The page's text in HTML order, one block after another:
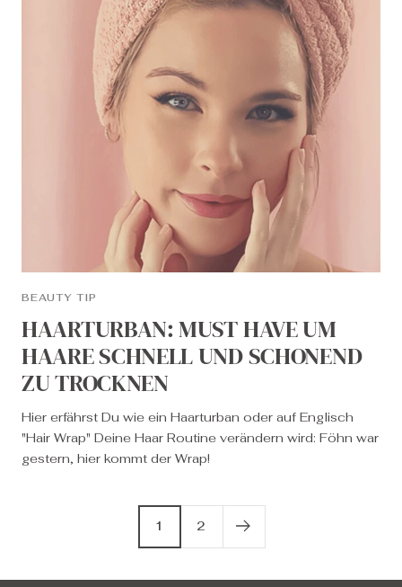
BEAUTY TIP
HAARTURBAN: MUST HAVE UM
HAARE SCHNELL UND SCHONEND
ZU TROCKNEN
Hier erfährst Du wie ein Haarturban oder auf Englisch
"Hair Wrap" Deine Haar Routine verändern wird: Föhn war
gestern, hier kommt der Wrap!
1 2